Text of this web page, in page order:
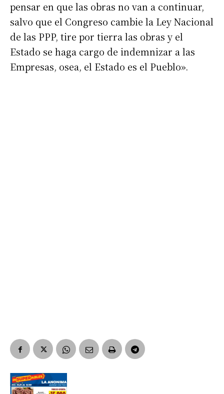
Nombre
pensar en que las obras no van a continuar,
salvo que el Congreso cambie la Ley Nacional
de las PPP, tire por tierra las obras y el
Estado se haga cargo de indemnizar a las
Empresas, osea, el Estado es el Pueblo».